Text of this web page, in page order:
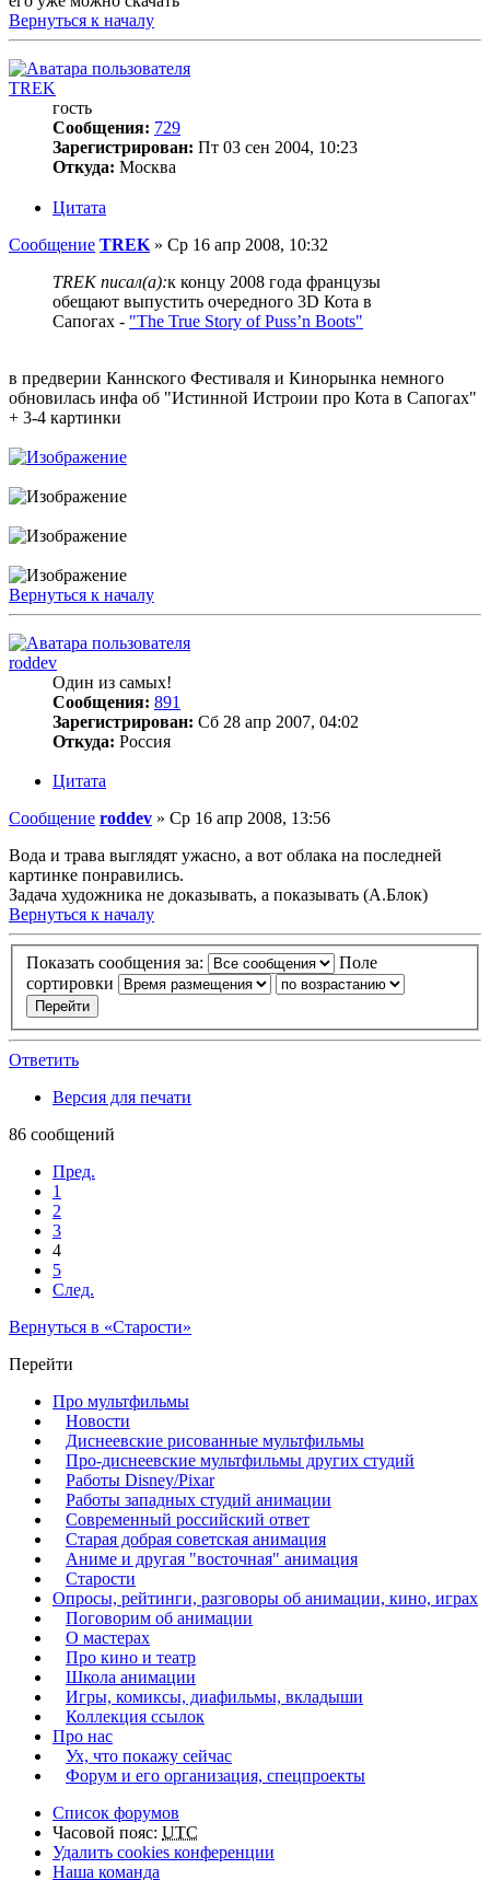
Вернуться к началу
TREK
гость
Сообщения: 729
Зарегистрирован: Пт 03 сен 2004, 10:23
Откуда: Москва
Цитата
Сообщение TREK » Ср 16 апр 2008, 10:32
TREK писал(а):к концу 2008 года французы
обещают выпустить очередного 3D Кота в
Сапогах - "The True Story of Puss’n Boots"
в предверии Каннского Фестиваля и Кинорынка немного
обновилась инфа об "Истинной Истроии про Кота в Сапогах"
+ 3-4 картинки
Вернуться к началу
roddev
Один из самых!
Сообщения: 891
Зарегистрирован: Сб 28 апр 2007, 04:02
Откуда: Россия
Цитата
Сообщение roddev » Ср 16 апр 2008, 13:56
Вода и трава выглядят ужасно, а вот облака на последней
картинке понравились.
Задача художника не доказывать, а показывать (А.Блок)
Вернуться к началу
Показать сообщения за:
Поле
сортировки
Ответить
Версия для печати
86 сообщений
Пред.
1
2
3
4
5
След.
Вернуться в «Старости»
Перейти
Про мультфильмы
Новости
Диснеевские рисованные мультфильмы
Про-диснеевские мультфильмы других студий
Работы Disney/Pixar
Работы западных студий анимации
Современный российский ответ
Старая добрая советская анимация
Аниме и другая "восточная" анимация
Старости
Опросы, рейтинги, разговоры об анимации, кино, играх
Поговорим об анимации
О мастерах
Про кино и театр
Школа анимации
Игры, комиксы, диафильмы, вкладыши
Коллекция ссылок
Про нас
Ух, что покажу сейчас
Форум и его организация, спецпроекты
Список форумов
Часовой пояс: UTC
Удалить cookies конференции
Наша команда